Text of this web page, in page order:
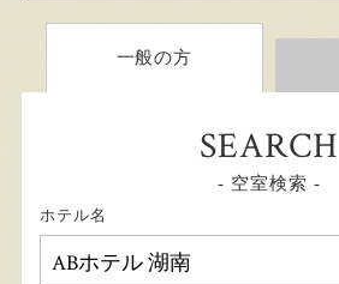
一般の方
SEARCH
- 空室検索 -
ホテル名